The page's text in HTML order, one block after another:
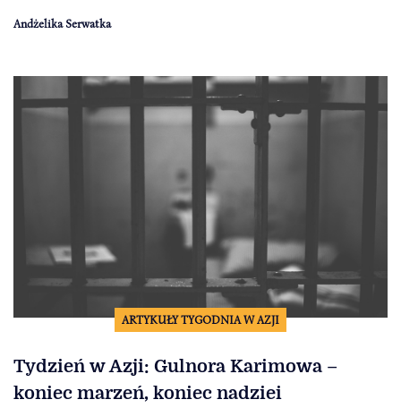
Andżelika Serwatka
ARTYKUŁY TYGODNIA W AZJI
Tydzień w Azji: Gulnora Karimowa –
koniec marzeń, koniec nadziei